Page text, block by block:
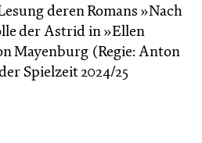
deren Romans »Nach
der Astrid in »Ellen
Mayenburg (Regie: Anton
Spielzeit 2024/25